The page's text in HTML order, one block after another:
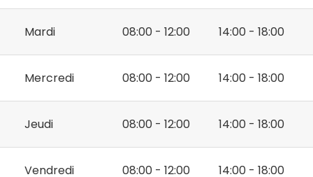
Mardi 08:00 - 12:00 14:00 - 18:00
Mercredi 08:00 - 12:00 14:00 - 18:00
Jeudi 08:00 - 12:00 14:00 - 18:00
Vendredi 08:00 - 12:00 14:00 - 18:00